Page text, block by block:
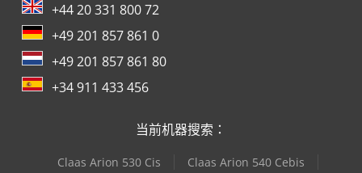
+44 20 331 800 72
+49 201 857 861 0
+49 201 857 861 80
+34 911 433 456
当前机器搜索：
Claas Arion 530 Cis
Claas Arion 540 Cebis